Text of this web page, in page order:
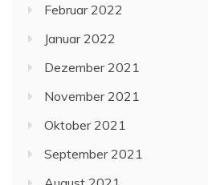
Februar 2022
Januar 2022
Dezember 2021
November 2021
Oktober 2021
September 2021